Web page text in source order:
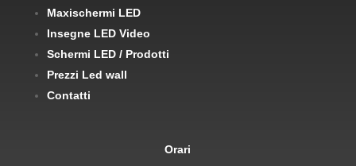
Maxischermi LED
Insegne LED Video
Schermi LED / Prodotti
Prezzi Led wall
Contatti
Orari